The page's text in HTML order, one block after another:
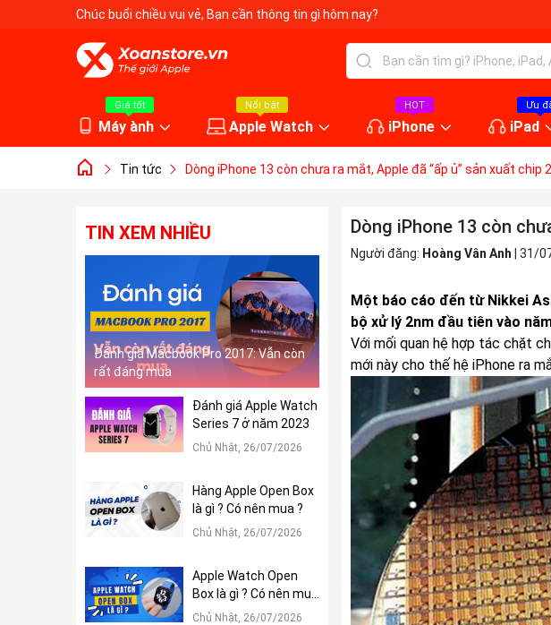
Chúc buổi chiều vui vẻ, Bạn cần thông tin gì hôm nay?
Giá tốt
Máy ành
Nổi bật
Apple Watch
HOT
iPhone
Ưu
iPad
Tin tức Dòng iPhone 13 còn chưa ra mắt, Apple đã “ấp ủ” sản xuất chip
Dòng iPhone 13 còn
Người đăng: Hoàng Vân Anh 31/
Một báo cáo đến từ Nikkei
bộ xử lý 2nm đầu tiên vào
Với mối quan hệ hợp tác chặt
mới này cho thế hệ iPhone ra
TIN XEM NHIỀU
Đánh giá Macbook Pro 2017: Vẫn còn
rất đáng mua
Đánh giá Apple Watch
Series 7 ở năm 2023
Chủ Nhật, 26/07/2026
Hàng Apple Open Box
là gì ? Có nên mua ?
Chủ Nhật, 26/07/2026
Apple Watch Open
Box là gì ? Có nên mua
?
Chủ Nhật, 26/07/2026